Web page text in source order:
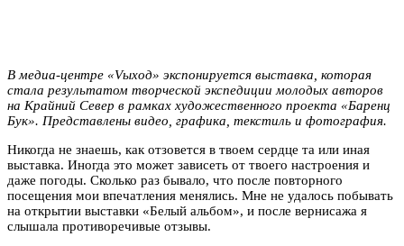
В медиа-центре «Vыход» экспонируется выставка, которая
стала результатом творческой экспедиции молодых авторов
на Крайний Север в рамках художественного проекта «Баренц
Бук». Представлены видео, графика, текстиль и фотография.
Никогда не знаешь, как отзовется в твоем сердце та или иная
выставка. Иногда это может зависеть от твоего настроения и
даже погоды. Сколько раз бывало, что после повторного
посещения мои впечатления менялись. Мне не удалось побывать
на открытии выставки «Белый альбом», и после вернисажа я
слышала противоречивые отзывы.